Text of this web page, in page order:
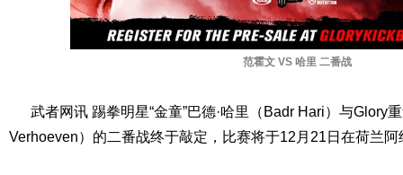
范霍文 VS 哈里 二番战
武者网讯 踢拳明星“金童”巴德·哈里（Badr Hari）与Glory
Verhoeven）的二番战终于敲定，比赛将于12月21日在荷兰阿